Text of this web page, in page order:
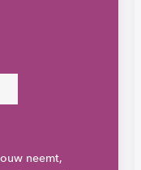
neemt,